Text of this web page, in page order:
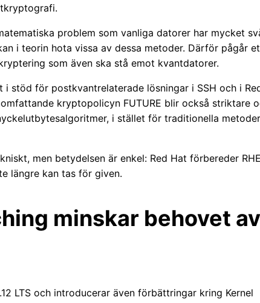
problem som vanliga datorer har mycket
i teorin hota vissa av dessa metoder. Därför pågår
som även ska stå emot kvantdatorer.
i stöd för postkvantrelaterade lösningar i SSH och i
kryptopolicyn FUTURE blir också striktare
i stället för traditionella
men betydelsen är enkel: Red Hat förbereder
längre kan tas för given.
minskar behovet av
LTS och introducerar även förbättringar kring Kernel